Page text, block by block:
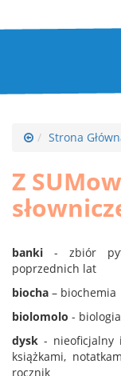
Strona
Z
banki - zbiór
poprzednich lat
biocha – biochemia
biolomolo -
dysk - nieoficjalny
książkami,
rocznik